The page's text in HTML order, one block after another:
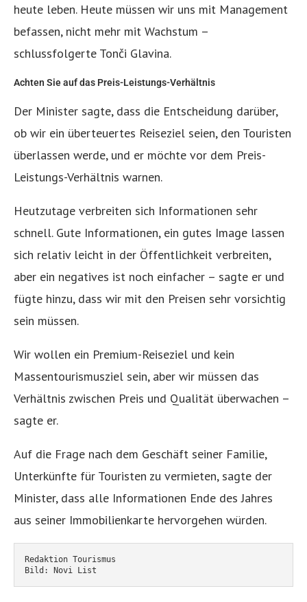
heute leben. Heute müssen wir uns mit Management
befassen, nicht mehr mit Wachstum –
schlussfolgerte Tonči Glavina.
Achten Sie auf das Preis-Leistungs-Verhältnis
Der Minister sagte, dass die Entscheidung darüber,
ob wir ein überteuertes Reiseziel seien, den Touristen
überlassen werde, und er möchte vor dem Preis-
Leistungs-Verhältnis warnen.
Heutzutage verbreiten sich Informationen sehr
schnell. Gute Informationen, ein gutes Image lassen
sich relativ leicht in der Öffentlichkeit verbreiten,
aber ein negatives ist noch einfacher – sagte er und
fügte hinzu, dass wir mit den Preisen sehr vorsichtig
sein müssen.
Wir wollen ein Premium-Reiseziel und kein
Massentourismusziel sein, aber wir müssen das
Verhältnis zwischen Preis und Qualität überwachen –
sagte er.
Auf die Frage nach dem Geschäft seiner Familie,
Unterkünfte für Touristen zu vermieten, sagte der
Minister, dass alle Informationen Ende des Jahres
aus seiner Immobilienkarte hervorgehen würden.
Redaktion Tourismus
Bild: Novi List